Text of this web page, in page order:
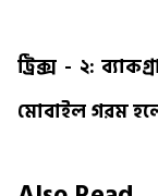
ট্রিক্স - ২:
মোবাইল গরম